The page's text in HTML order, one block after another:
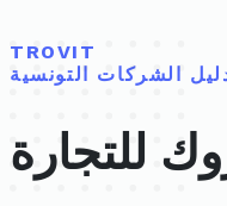
TROVIT
الشركات التونسية
للتجارة